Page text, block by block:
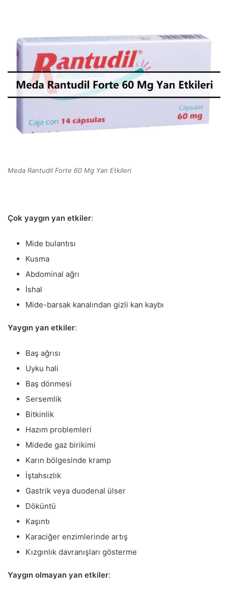
Meda Rantudil Forte 60 Mg Yan Etkileri
Çok yaygın yan etkiler:
Mide bulantısı
Kusma
Abdominal ağrı
İshal
Mide-barsak kanalından gizli kan kaybı
Yaygın yan etkiler:
Baş ağrısı
Uyku hali
Baş dönmesi
Sersemlik
Bitkinlik
Hazım problemleri
Midede gaz birikimi
Karın bölgesinde kramp
İştahsızlık
Gastrik veya duodenal ülser
Döküntü
Kaşıntı
Karaciğer enzimlerinde artış
Kızgınlık davranışları gösterme
Yaygın olmayan yan etkiler: